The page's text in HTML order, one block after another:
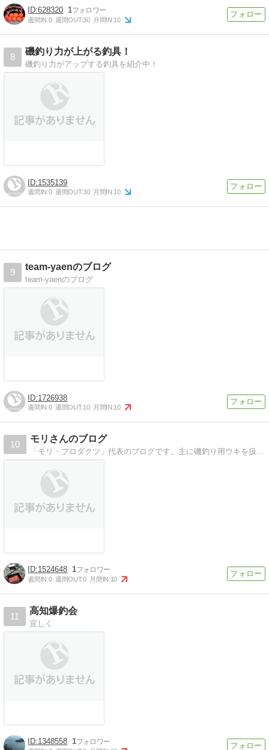
628320 1
週間IN:0 週間OUT:30 月間IN:10
8
磯釣り力が上がる釣具！
磯釣り力がアップする釣具を紹介中！
1535139
週間IN:0 週間OUT:30 月間IN:10
9
team-yaenのブログ
team-yaenのブログ
1726938
週間IN:0 週間OUT:10 月間IN:10
10
モリさんのブログ
「モリ・プロダクツ」代表のブログです。主に磯釣り用ウキを扱っている釣具ブランドです。
1524648 1
週間IN:0 週間OUT:0 月間IN:10
11
高知爆釣会
宜しく
1348558 1